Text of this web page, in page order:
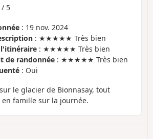
/ 5
: 19 nov. 2024
: ★★★★★ Très bien
l'itinéraire : ★★★★★ Très bien
de randonnée : ★★★★★ Très bien
: Oui
le glacier de Bionnasay, tout
en famille sur la journée.